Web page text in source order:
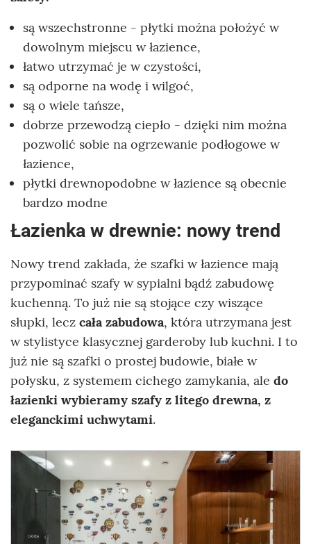
są wszechstronne - płytki można położyć w
dowolnym miejscu w łazience,
łatwo utrzymać je w czystości,
są odporne na wodę i wilgoć,
są o wiele tańsze,
dobrze przewodzą ciepło - dzięki nim można
pozwolić sobie na ogrzewanie podłogowe w
łazience,
płytki drewnopodobne w łazience są obecnie
bardzo modne
Łazienka w drewnie: nowy trend
Nowy trend zakłada, że szafki w łazience mają
przypominać szafy w sypialni bądź zabudowę
kuchenną. To już nie są stojące czy wiszące
słupki, lecz cała zabudowa, która utrzymana jest
w stylistyce klasycznej garderoby lub kuchni. I to
już nie są szafki o prostej budowie, białe w
połysku, z systemem cichego zamykania, ale do
łazienki wybieramy szafy z litego drewna, z
eleganckimi uchwytami.